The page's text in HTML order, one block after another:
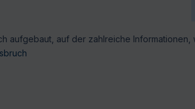
aufgebaut, auf der zahlreiche